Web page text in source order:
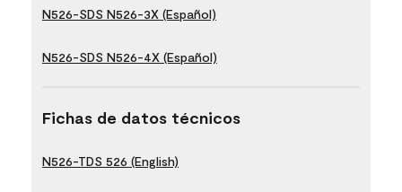
N526-SDS N526-3X (Español)
N526-SDS N526-4X (Español)
Fichas de datos técnicos
N526-TDS 526 (English)